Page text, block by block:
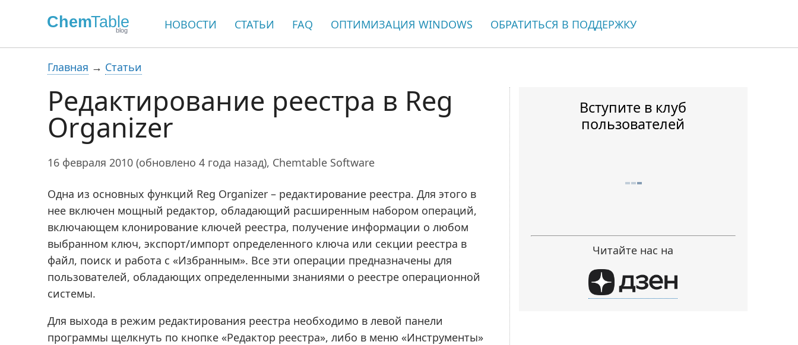
НОВОСТИ СТАТЬИ FAQ ОПТИМИЗАЦИЯ WINDOWS ОБРАТИТЬСЯ В ПОДДЕРЖКУ
Главная → Статьи
Редактирование реестра в Reg
Organizer
16 февраля 2010 (обновлено 4 года назад), Chemtable Software
Одна из основных функций Reg Organizer – редактирование реестра. Для этого в
нее включен мощный редактор, обладающий расширенным набором операций,
включающем клонирование ключей реестра, получение информации о любом
выбранном ключ, экспорт/импорт определенного ключа или секции реестра в
файл, поиск и работа с «Избранным». Все эти операции предназначены для
пользователей, обладающих определенными знаниями о реестре операционной
системы.
Для выхода в режим редактирования реестра необходимо в левой панели
программы щелкнуть по кнопке «Редактор реестра», либо в меню «Инструменты»
Вступите в клуб
пользователей
Читайте нас на